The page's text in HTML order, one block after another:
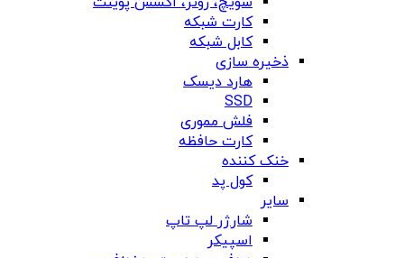
کارت شبکه
کابل شبکه
ذخیره سازی
هارد دیسک
SSD
فلش مموری
کارت حافظه
خنک کننده
کول پد
سایر
شارژر لپ تاپ
اسپیکر